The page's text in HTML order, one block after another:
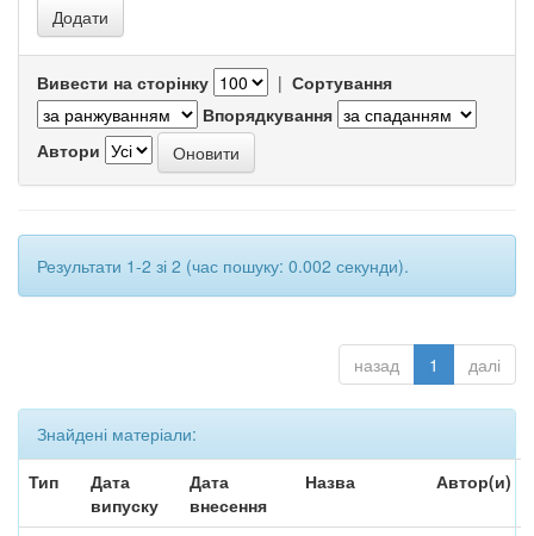
Вивести на сторінку | Сортування
Впорядкування
Автори
Результати 1-2 зі 2 (час пошуку: 0.002 секунди).
назад 1 далі
Знайдені матеріали:
Тип
Дата
випуску
Дата
внесення
Назва Автор(и)